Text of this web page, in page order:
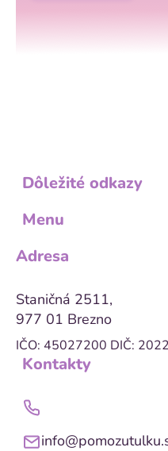
Dôležité odkazy
Menu
Adresa
Staničná 2511,
977 01 Brezno
IČO: 45027200 DIČ:
Kontakty